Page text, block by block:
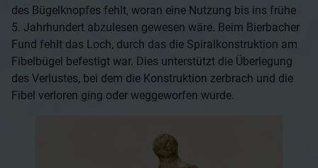
des Bügelknopfes fehlt, woran eine Nutzung bis ins frühe
5. Jahrhundert abzulesen gewesen wäre. Beim Bierbacher
Fund fehlt das Loch, durch das die Spiralkonstruktion am
Fibelbügel befestigt war. Dies unterstützt die Überlegung
des Verlustes, bei dem die Konstruktion zerbrach und die
Fibel verloren ging oder weggeworfen wurde.